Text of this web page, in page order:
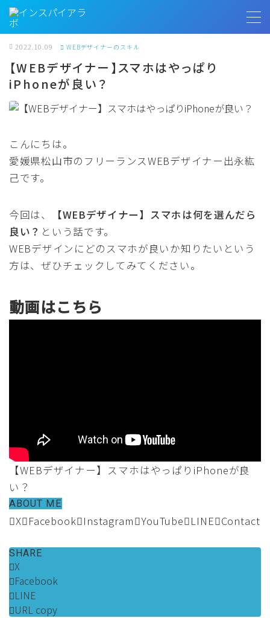
MENU
トップページ
プロフィール
お客様の声
インスパイアラボ
2022.10.09 WEBデザイナーのスキル
【WEBデザイナー】スマホはやっぱり
iPhoneが良い？
こんにちは。
愛媛県松山市のフリーランスWEBデザイナー出永紘
己です。
今回は、
【WEBデザイナー】スマホは何を選んだら
良い？ という話です。
WEBデザインにどのスマホが良いか知りたいという
方は、ぜひチェックしてみてください。
動画はこちら
【WEBデザイナー】スマホはやっぱりiPhoneが良
い？
ABOUT ME
X Facebook Instagram YouTube LINE Contact
SHARE
X
Facebook
LINE
URL copy